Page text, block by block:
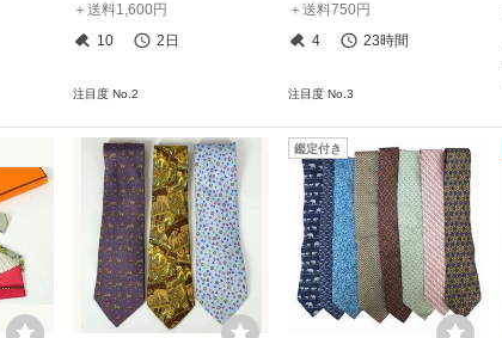
＋送料1,600円
10
2日
注目度 No.2
＋送料750円
4
23時間
注目度 No.3
鑑定付き